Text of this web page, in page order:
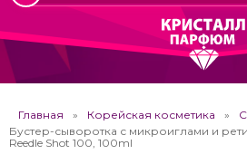
Главная Корейская косметика
Бустер-сыворотка с микроиглами и
Reedle Shot 100, 100ml